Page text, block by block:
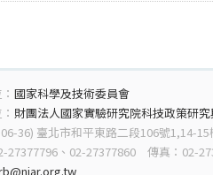
國家科學及技術委員會
財團法人國家實驗研究院科技政策研
36) 臺北市和平東路二段106號1,14-15
27377796、02-27377860 傳真：02-